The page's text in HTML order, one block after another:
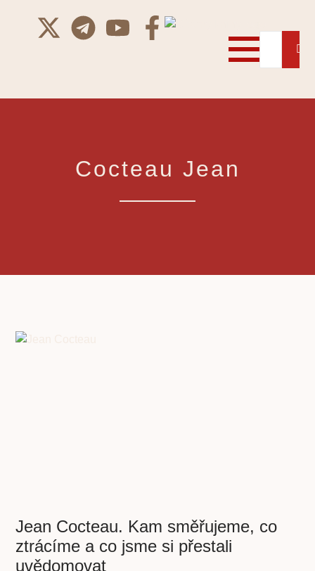
Cocteau Jean
Jean Cocteau. Kam směřujeme, co
ztrácíme a co jsme si přestali
uvědomovat